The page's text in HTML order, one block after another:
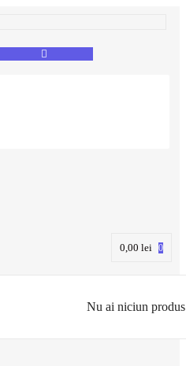
0,00 lei 0
Nu ai niciun